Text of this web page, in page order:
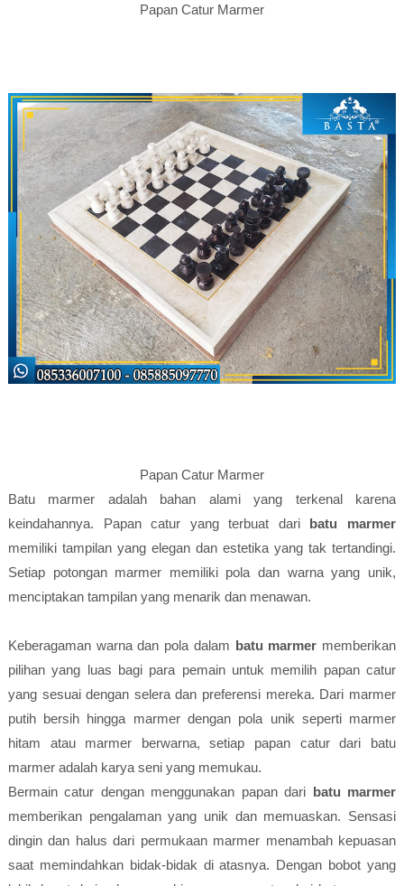
Papan Catur Marmer
Papan Catur Marmer
Batu marmer adalah bahan alami yang terkenal karena
keindahannya. Papan catur yang terbuat dari batu marmer
memiliki tampilan yang elegan dan estetika yang tak tertandingi.
Setiap potongan marmer memiliki pola dan warna yang unik,
menciptakan tampilan yang menarik dan menawan.
Keberagaman warna dan pola dalam batu marmer memberikan
pilihan yang luas bagi para pemain untuk memilih papan catur
yang sesuai dengan selera dan preferensi mereka. Dari marmer
putih bersih hingga marmer dengan pola unik seperti marmer
hitam atau marmer berwarna, setiap papan catur dari batu
marmer adalah karya seni yang memukau.
Bermain catur dengan menggunakan papan dari batu marmer
memberikan pengalaman yang unik dan memuaskan. Sensasi
dingin dan halus dari permukaan marmer menambah kepuasan
saat memindahkan bidak-bidak di atasnya. Dengan bobot yang